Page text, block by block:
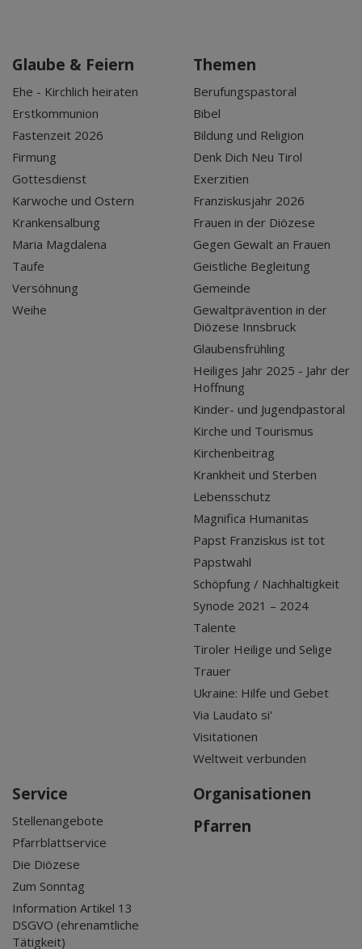
Glaube & Feiern
Ehe - Kirchlich heiraten
Erstkommunion
Fastenzeit 2026
Firmung
Gottesdienst
Karwoche und Ostern
Krankensalbung
Maria Magdalena
Taufe
Versöhnung
Weihe
Themen
Berufungspastoral
Bibel
Bildung und Religion
Denk Dich Neu Tirol
Exerzitien
Franziskusjahr 2026
Frauen in der Diözese
Gegen Gewalt an Frauen
Geistliche Begleitung
Gemeinde
Gewaltprävention in der
Diözese Innsbruck
Glaubensfrühling
Heiliges Jahr 2025 - Jahr der
Hoffnung
Kinder- und Jugendpastoral
Kirche und Tourismus
Kirchenbeitrag
Krankheit und Sterben
Lebensschutz
Magnifica Humanitas
Papst Franziskus ist tot
Papstwahl
Schöpfung / Nachhaltigkeit
Synode 2021 – 2024
Talente
Tiroler Heilige und Selige
Trauer
Ukraine: Hilfe und Gebet
Via Laudato si'
Visitationen
Weltweit verbunden
Service
Stellenangebote
Pfarrblattservice
Die Diözese
Zum Sonntag
Information Artikel 13
DSGVO (ehrenamtliche
Tätigkeit)
Organisationen
Pfarren